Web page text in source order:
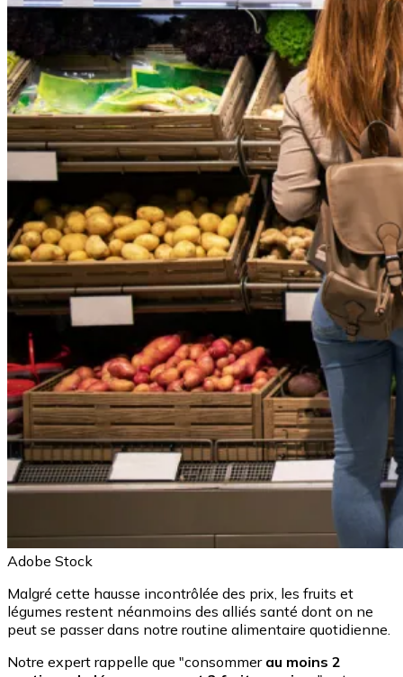
Adobe Stock
Malgré cette hausse incontrôlée des prix, les fruits et
légumes restent néanmoins des alliés santé dont on ne
peut se passer dans notre routine alimentaire quotidienne.
Notre expert rappelle que "consommer au moins 2